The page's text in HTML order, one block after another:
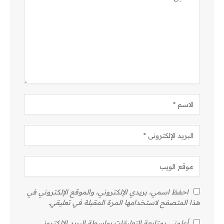
احفظ اسمي، بريدي الإلكتروني، والموقع الإلكتروني في
هذا المتصفح لاستخدامها المرة المقبلة في تعليقي.